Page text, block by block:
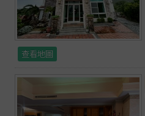
查看地圖